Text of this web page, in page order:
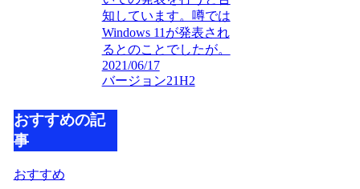
知しています。噂では
Windows 11が発表され
るとのことでしたが。
2021/06/17
バージョン21H2
おすすめの記
事
おすすめ